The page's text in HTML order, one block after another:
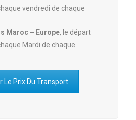
vendredi de chaque
Maroc – Europe, le départ
Mardi de chaque
Le Prix Du Transport